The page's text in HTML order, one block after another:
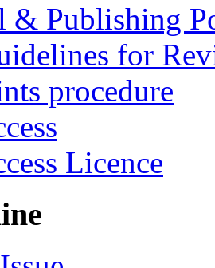
& Publishing
for
procedure
Licence